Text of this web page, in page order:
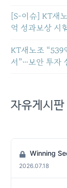
[S-이슈] KT새
억 성과보상 시
KT새노조 “539
서”…보안 투자
자유게시판
Winning
2026.07.18